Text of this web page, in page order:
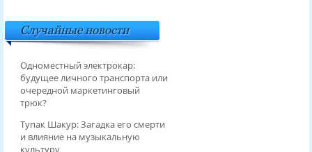
Случайные новости
Одноместный электрокар:
будущее личного транспорта или
очередной маркетинговый
трюк?
Тупак Шакур: Загадка его смерти
и влияние на музыкальную
культуру